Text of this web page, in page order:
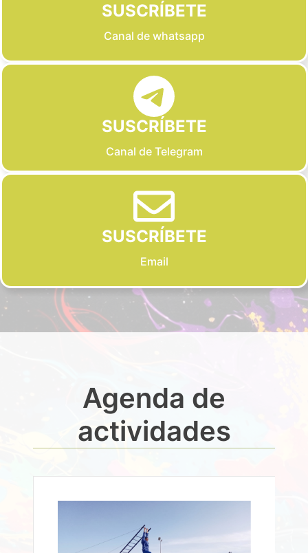
SUSCRÍBETE
Canal de whatsapp
SUSCRÍBETE
Canal de Telegram
SUSCRÍBETE
Email
Agenda de
actividades